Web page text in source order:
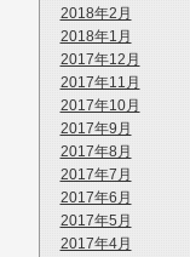
2018年2月
2018年1月
2017年12月
2017年11月
2017年10月
2017年9月
2017年8月
2017年7月
2017年6月
2017年5月
2017年4月